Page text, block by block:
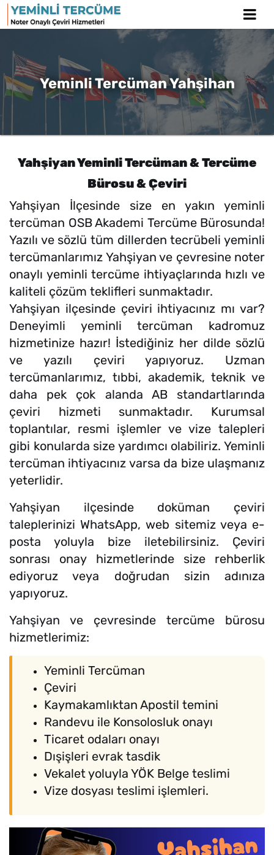
Yeminli Tercüman Yahşihan
Yahşiyan Yeminli Tercüman & Tercüme
Bürosu & Çeviri
Yahşiyan İlçesinde size en yakın yeminli
tercüman OSB Akademi Tercüme Bürosunda!
Yazılı ve sözlü tüm dillerden tecrübeli yeminli
tercümanlarımız Yahşiyan ve çevresine noter
onaylı yeminli tercüme ihtiyaçlarında hızlı ve
kaliteli çözüm teklifleri sunmaktadır.
Yahşiyan ilçesinde çeviri ihtiyacınız mı var?
Deneyimli yeminli tercüman kadromuz
hizmetinize hazır! İstediğiniz her dilde sözlü
ve yazılı çeviri yapıyoruz. Uzman
tercümanlarımız, tıbbi, akademik, teknik ve
daha pek çok alanda AB standartlarında
çeviri hizmeti sunmaktadır. Kurumsal
toplantılar, resmi işlemler ve vize talepleri
gibi konularda size yardımcı olabiliriz. Yeminli
tercüman ihtiyacınız varsa da bize ulaşmanız
yeterlidir.
Yahşiyan ilçesinde doküman çeviri
taleplerinizi WhatsApp, web sitemiz veya e-
posta yoluyla bize iletebilirsiniz. Çeviri
sonrası onay hizmetlerinde size rehberlik
ediyoruz veya doğrudan sizin adınıza
yapıyoruz.
Yahşiyan ve çevresinde tercüme bürosu
hizmetlerimiz:
Yeminli Tercüman
Çeviri
Kaymakamlıktan Apostil temini
Randevu ile Konsolosluk onayı
Ticaret odaları onayı
Dışişleri evrak tasdik
Vekalet yoluyla YÖK Belge teslimi
Vize dosyası teslimi işlemleri.